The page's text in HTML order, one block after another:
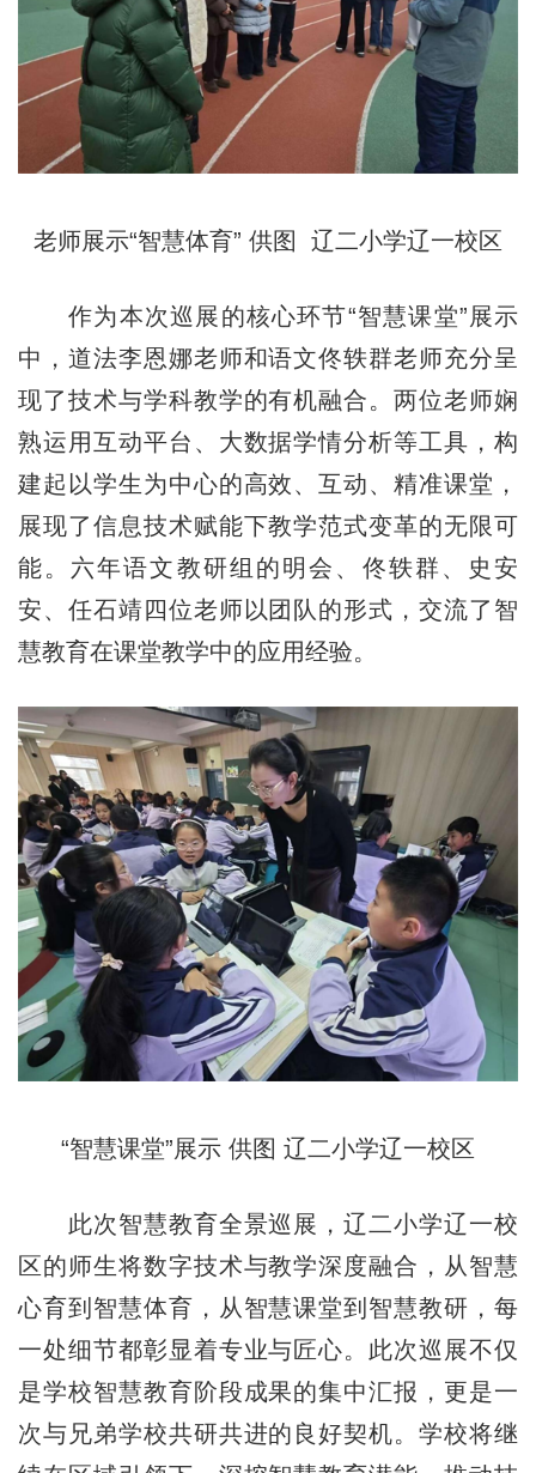
老师展示“智慧体育” 供图 辽二小学辽一校区
作为本次巡展的核心环节“智慧课堂”展示
中，道法李恩娜老师和语文佟轶群老师充分呈
现了技术与学科教学的有机融合。两位老师娴
熟运用互动平台、大数据学情分析等工具，构
建起以学生为中心的高效、互动、精准课堂，
展现了信息技术赋能下教学范式变革的无限可
能。六年语文教研组的明会、佟轶群、史安
安、任石靖四位老师以团队的形式，交流了智
慧教育在课堂教学中的应用经验。
“智慧课堂”展示 供图 辽二小学辽一校区
此次智慧教育全景巡展，辽二小学辽一校
区的师生将数字技术与教学深度融合，从智慧
心育到智慧体育，从智慧课堂到智慧教研，每
一处细节都彰显着专业与匠心。此次巡展不仅
是学校智慧教育阶段成果的集中汇报，更是一
次与兄弟学校共研共进的良好契机。学校将继